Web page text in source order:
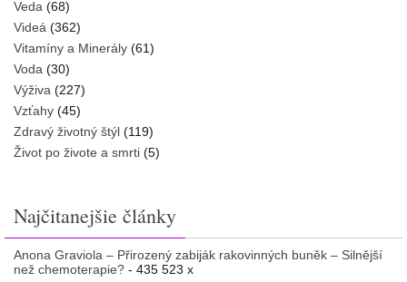
Veda (68)
Videá (362)
Vitamíny a Minerály (61)
Voda (30)
Výživa (227)
Vzťahy (45)
Zdravý životný štýl (119)
Život po živote a smrti (5)
Najčitanejšie články
Anona Graviola – Přirozený zabiják rakovinných buněk – Silnější
než chemoterapie? - 435 523 x